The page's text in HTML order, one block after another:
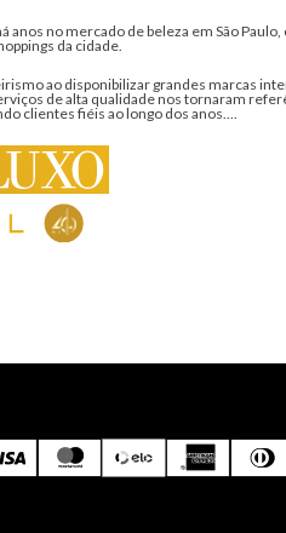
anos no mercado de beleza em São Paulo,
da cidade.
ao disponibilizar grandes marcas
de alta qualidade nos tornaram
clientes fiéis ao longo dos anos....